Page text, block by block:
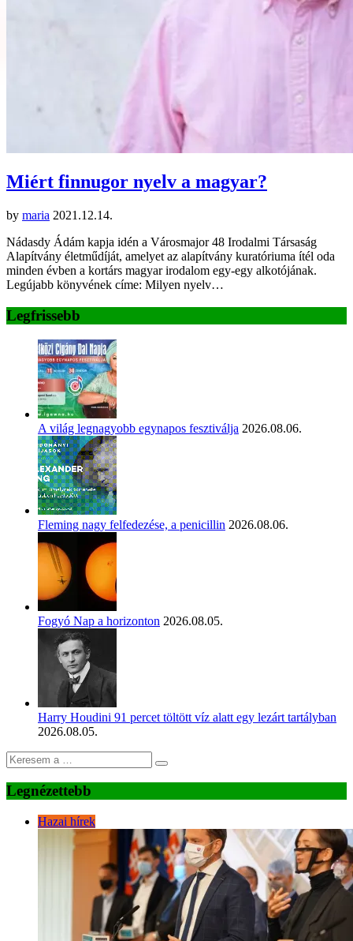
Miért finnugor nyelv a magyar?
by maria 2021.12.14.
Nádasdy Ádám kapja idén a Városmajor 48 Irodalmi Társaság
Alapítvány életműdíját, amelyet az alapítvány kuratóriuma ítél oda
minden évben a kortárs magyar irodalom egy-egy alkotójának.
Legújabb könyvének címe: Milyen nyelv…
Legfrissebb
A világ legnagyobb egynapos fesztiválja 2026.08.06.
Fleming nagy felfedezése, a penicillin 2026.08.06.
Fogyó Nap a horizonton 2026.08.05.
Harry Houdini 91 percet töltött víz alatt egy lezárt tartályban
2026.08.05.
Legnézettebb
Hazai hírek